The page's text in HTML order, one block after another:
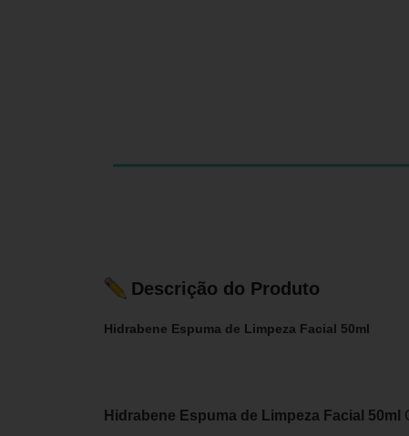
Descrição do Produto
Hidrabene Espuma de Limpeza Facial 50ml
Hidrabene Espuma de Limpeza Facial 50ml